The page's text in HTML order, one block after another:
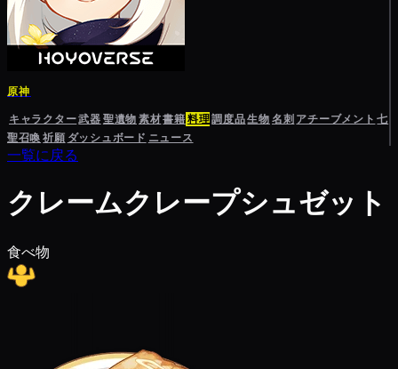
原神
キャラクター武器聖遺物素材書籍料理調度品生物名刺 アチーブメント 七
聖召喚祈願 ダッシュボード ニュース
一覧に戻る
クレームクレープシュゼット
食べ物